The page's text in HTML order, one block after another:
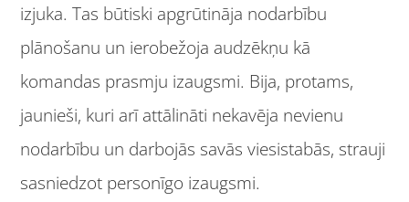
izjuka. Tas būtiski apgrūtināja nodarbību
plānošanu un ierobežoja audzēkņu kā
komandas prasmju izaugsmi. Bija, protams,
jaunieši, kuri arī attālināti nekavēja nevienu
nodarbību un darbojās savās viesistabās, strauji
sasniedzot personīgo izaugsmi.